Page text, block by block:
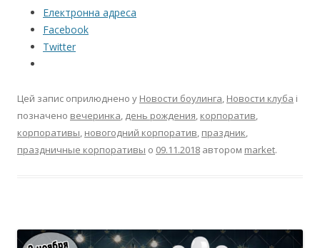
Електронна адреса
Facebook
Twitter
Цей запис оприлюднено у Новости боулинга, Новости клуба і
позначено вечеринка, день рождения, корпоратив,
корпоративы, новогодний корпоратив, праздник,
праздничные корпоративы о 09.11.2018 автором market.